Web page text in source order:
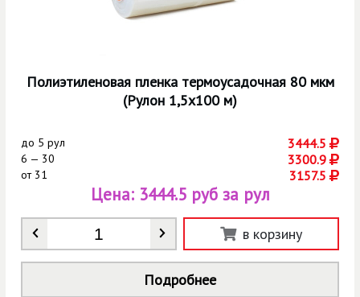
Полиэтиленовая пленка термоусадочная 80 мкм
(Рулон 1,5х100 м)
до 5 рул 3444.5
6 — 30 3300.9
от31 3157.5
Количество
Цена: 3444.5 руб за рул
в корзину
Подробнее